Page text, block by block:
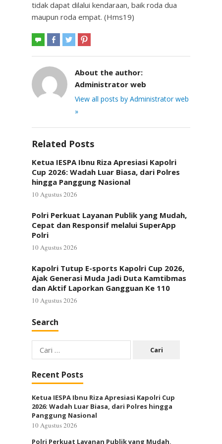
tidak dapat dilalui kendaraan, baik roda dua
maupun roda empat. (Hms19)
About the author:
Administrator web
View all posts by Administrator web
»
Related Posts
Ketua IESPA Ibnu Riza Apresiasi Kapolri
Cup 2026: Wadah Luar Biasa, dari Polres
hingga Panggung Nasional
10 Agustus 2026
Polri Perkuat Layanan Publik yang Mudah,
Cepat dan Responsif melalui SuperApp
Polri
10 Agustus 2026
Kapolri Tutup E-sports Kapolri Cup 2026,
Ajak Generasi Muda Jadi Duta Kamtibmas
dan Aktif Laporkan Gangguan Ke 110
10 Agustus 2026
Search
Cari
untuk:
Recent Posts
Ketua IESPA Ibnu Riza Apresiasi Kapolri Cup
2026: Wadah Luar Biasa, dari Polres hingga
Panggung Nasional
10 Agustus 2026
Polri Perkuat Layanan Publik yang Mudah,